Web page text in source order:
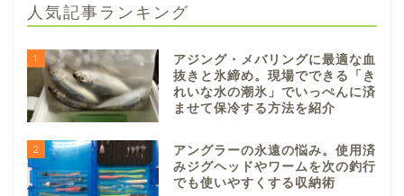
人気記事ランキング
1
アジング・メバリングに最適な血
抜きと氷締め。現場でできる「き
れいな水の潮氷」でいっぺんに済
ませて保冷する方法を紹介
2
アングラーの永遠の悩み。使用済
みジグヘッドやワームを次の釣行
でも使いやすくする収納術